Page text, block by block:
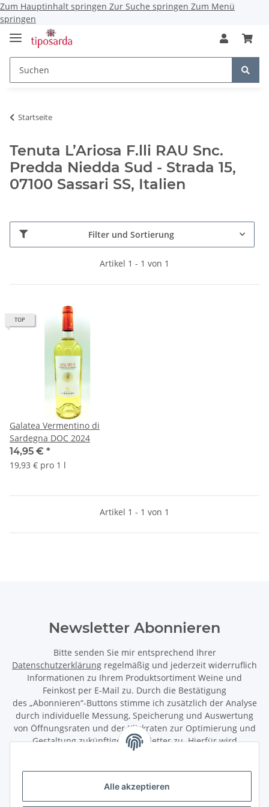
Zum Hauptinhalt springen Zur Suche springen Zum Menü
springen
Alle akzeptieren
Startseite
Tenuta L’Ariosa F.lli RAU Snc.
Predda Niedda Sud - Strada 15,
07100 Sassari SS, Italien
Filter und Sortierung
Artikel 1 - 1 von 1
TOP
Galatea Vermentino di
Sardegna DOC 2024
14,95 € *
19,93 € pro 1 l
Artikel 1 - 1 von 1
Newsletter Abonnieren
Bitte senden Sie mir entsprechend Ihrer
Datenschutzerklärung regelmäßig und jederzeit widerruflich
Informationen zu Ihrem Produktsortiment Weine und
Feinkost per E-Mail zu. Durch die Bestätigung
des „Abonnieren“-Buttons stimme ich zusätzlich der Analyse
durch individuelle Messung, Speicherung und Auswertung
von Öffnungsraten und der Klickraten zur Optimierung und
Gestaltung zukünftiger Newsletter zu. Hierfür wird
das Nutzungsverhalten in pseudonymisierter Form
Wirkung für die Zukunft über den Link in unserem Newsletter
abbestellen / widerrufen.